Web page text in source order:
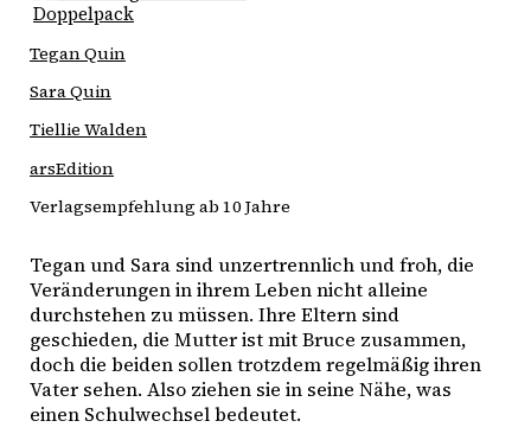
Tegan Quin
Sara Quin
Tiellie Walden
arsEdition
Verlagsempfehlung ab 10 Jahre
Tegan und Sara sind unzertrennlich und froh, die
Veränderungen in ihrem Leben nicht alleine
durchstehen zu müssen. Ihre Eltern sind
geschieden, die Mutter ist mit Bruce zusammen,
doch die beiden sollen trotzdem regelmäßig ihren
Vater sehen. Also ziehen sie in seine Nähe, was
einen Schulwechsel bedeutet.